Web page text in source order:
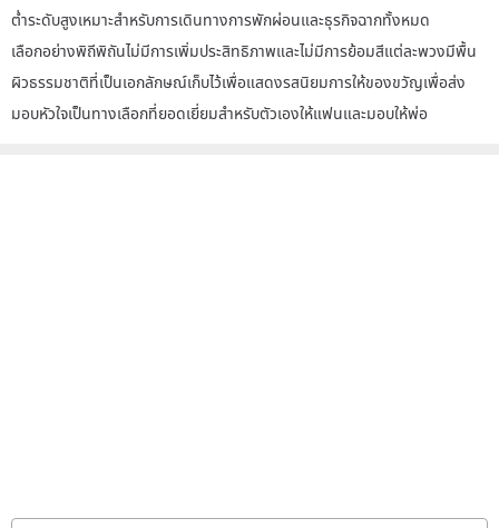
ต่ำระดับสูงเหมาะสำหรับการเดินทางการพักผ่อนและธุรกิจฉากทั้งหมด
เลือกอย่างพิถีพิถันไม่มีการเพิ่มประสิทธิภาพและไม่มีการย้อมสีแต่ละพวงมีพื้น
ผิวธรรมชาติที่เป็นเอกลักษณ์เก็บไว้เพื่อแสดงรสนิยมการให้ของขวัญเพื่อส่ง
มอบหัวใจเป็นทางเลือกที่ยอดเยี่ยมสำหรับตัวเองให้แฟนและมอบให้พ่อ